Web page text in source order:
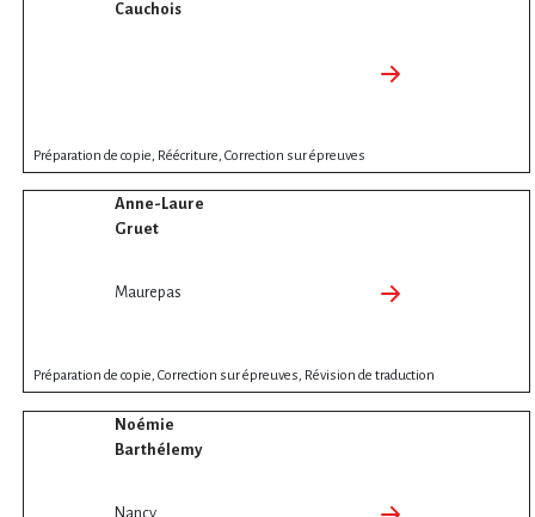
Cauchois
Préparation de copie, Réécriture, Correction sur épreuves
Anne-Laure
Gruet
Maurepas
Préparation de copie, Correction sur épreuves, Révision de traduction
Noémie
Barthélemy
Nancy